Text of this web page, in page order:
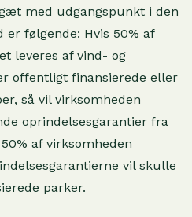
med udgangspunkt i den
er følgende: Hvis 50% af
leveres af vind- og
offentligt finansierede eller
så vil virksomheden
oprindelsesgarantier fra
af virksomheden
vil skulle
parker.